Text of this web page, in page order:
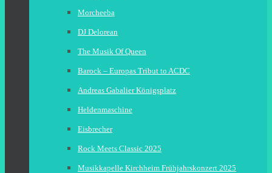
Morcheeba
DJ Delorean
The Musik Of Queen
Barock – Europas Tribut to ACDC
Andreas Gabalier Königsplatz
Heldenmaschine
Eisbrecher
Rock Meets Classic 2025
Musikkapelle Kirchheim Frühjahrskonzert 2025